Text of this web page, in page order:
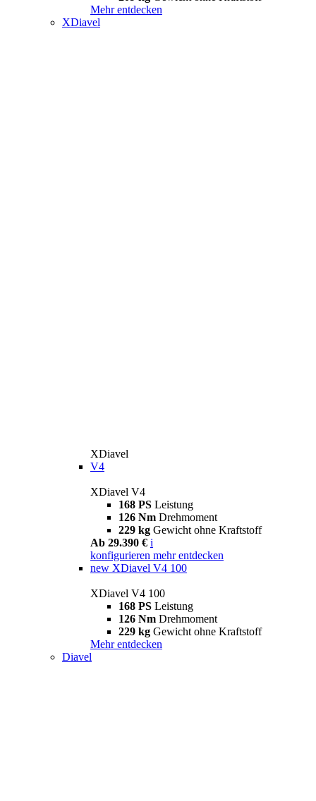
Mehr entdecken
XDiavel
XDiavel
V4
XDiavel V4
168 PS Leistung
126 Nm Drehmoment
229 kg Gewicht ohne Kraftstoff
Ab 29.390 € i
konfigurieren mehr entdecken
new XDiavel V4 100
XDiavel V4 100
168 PS Leistung
126 Nm Drehmoment
229 kg Gewicht ohne Kraftstoff
Mehr entdecken
Diavel